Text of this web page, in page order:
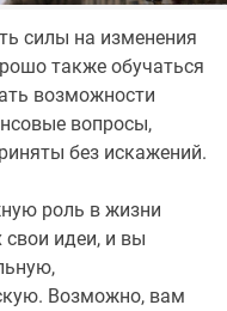
силы на изменения
также обучаться
возможности
вопросы,
без искажений.
роль в жизни
свои идеи, и вы
Возможно, вам